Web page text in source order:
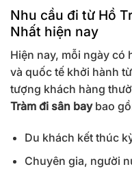
Nhu cầu đi từ Hồ
Nhất hiện nay
Hiện nay, mỗi ngày có
và quốc tế khởi hành
tượng khách hàng
Tràm đi sân baybao
Du khách kết thúc
Chuyên gia, người